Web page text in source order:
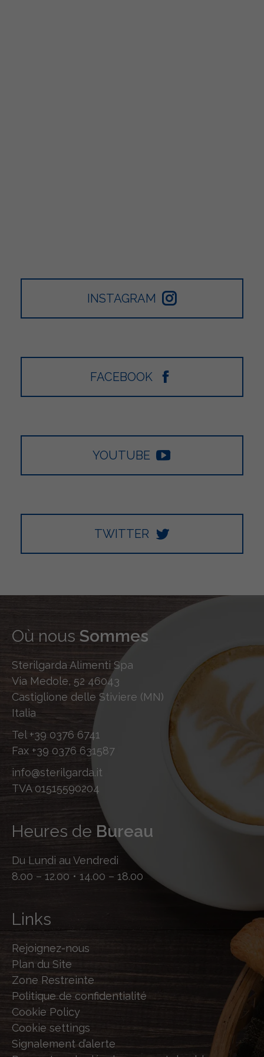
INSTAGRAM
FACEBOOK
YOUTUBE
TWITTER
Où nous Sommes
Sterilgarda Alimenti Spa
Via Medole, 52 46043
Castiglione delle Stiviere (MN)
Italia
Tel +39 0376 6741
Fax +39 0376 631587
info@sterilgarda.it
TVA 01515590204
Heures de Bureau
Du Lundi au Vendredi
8.00 – 12.00 • 14.00 – 18.00
Links
Rejoignez-nous
Plan du Site
Zone Restreinte
Politique de confidentialité
Cookie Policy
Cookie settings
Signalement d’alerte